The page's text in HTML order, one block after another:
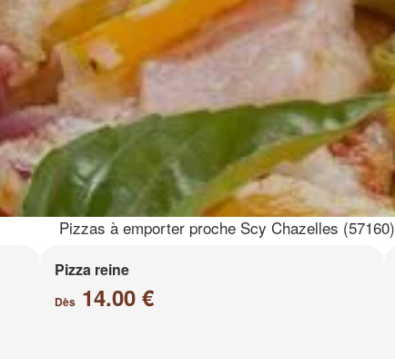
Pizzas à emporter proche Scy Chazelles (57160)
Pizza reine
Dès14.00 €